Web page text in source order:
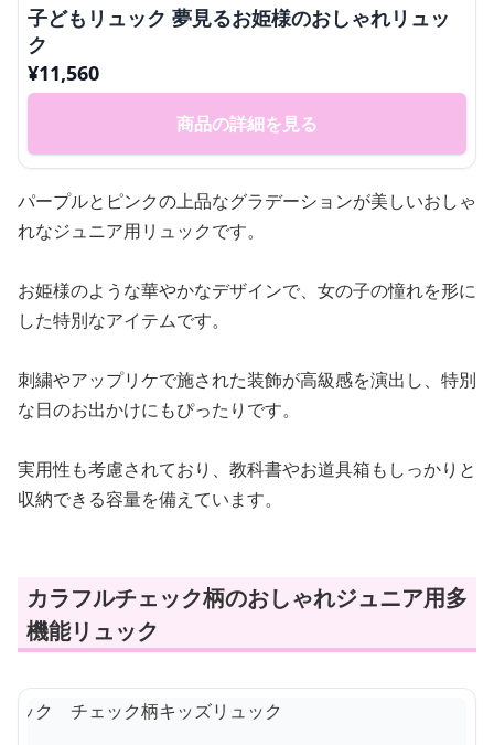
子どもリュック 夢見るお姫様のおしゃれリュッ
ク
¥11,560
商品の詳細を見る
パープルとピンクの上品なグラデーションが美しいおしゃ
れなジュニア用リュックです。
お姫様のような華やかなデザインで、女の子の憧れを形に
した特別なアイテムです。
刺繍やアップリケで施された装飾が高級感を演出し、特別
な日のお出かけにもぴったりです。
実用性も考慮されており、教科書やお道具箱もしっかりと
収納できる容量を備えています。
カラフルチェック柄のおしゃれジュニア用多
機能リュック